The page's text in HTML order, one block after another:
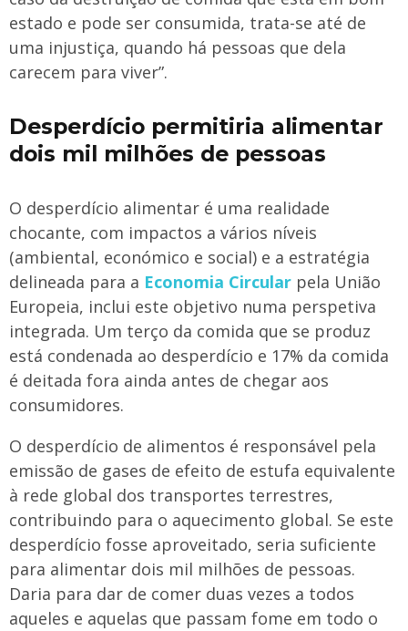
estado e pode ser consumida, trata-se até de
uma injustiça, quando há pessoas que dela
carecem para viver”.
Desperdício permitiria alimentar
dois mil milhões de pessoas
O desperdício alimentar é uma realidade
chocante, com impactos a vários níveis
(ambiental, económico e social) e a estratégia
delineada para a Economia Circular pela União
Europeia, inclui este objetivo numa perspetiva
integrada. Um terço da comida que se produz
está condenada ao desperdício e 17% da comida
é deitada fora ainda antes de chegar aos
consumidores.
O desperdício de alimentos é responsável pela
emissão de gases de efeito de estufa equivalente
à rede global dos transportes terrestres,
contribuindo para o aquecimento global. Se este
desperdício fosse aproveitado, seria suficiente
para alimentar dois mil milhões de pessoas.
Daria para dar de comer duas vezes a todos
aqueles e aquelas que passam fome em todo o